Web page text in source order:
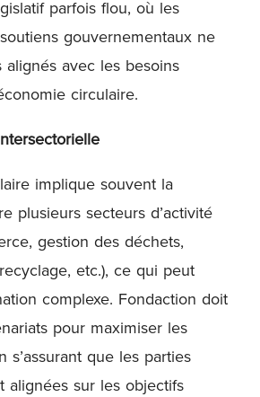
parfois flou, où les
gouvernementaux ne
avec les besoins
circulaire.
implique souvent la
plusieurs secteurs d’activité
gestion des déchets,
etc.), ce qui peut
complexe. Fondaction doit
pour maximiser les
s’assurant que les parties
alignées sur les objectifs